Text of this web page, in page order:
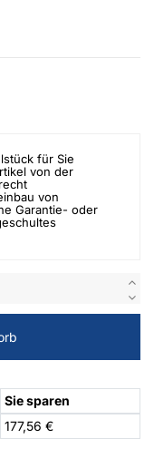
für Sie
von der
von
Garantie- oder
Sie sparen
177,56 €